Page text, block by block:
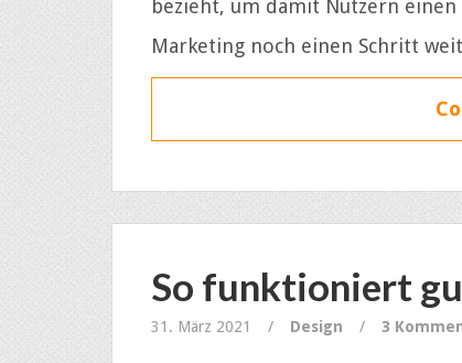
bezieht, um damit Nutzern
Marketing noch einen Schritt
So funktioniert
31. März 2021 / Design / 3